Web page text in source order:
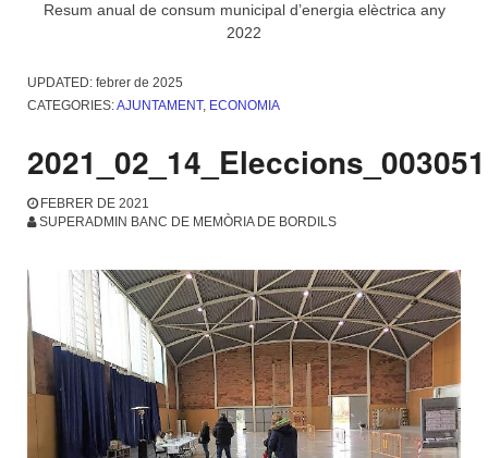
Resum anual de consum municipal d’energia elèctrica any
2022
UPDATED: febrer de 2025
CATEGORIES:AJUNTAMENT, ECONOMIA
2021_02_14_Eleccions_003051
FEBRER DE 2021
SUPERADMIN BANC DE MEMÒRIA DE BORDILS